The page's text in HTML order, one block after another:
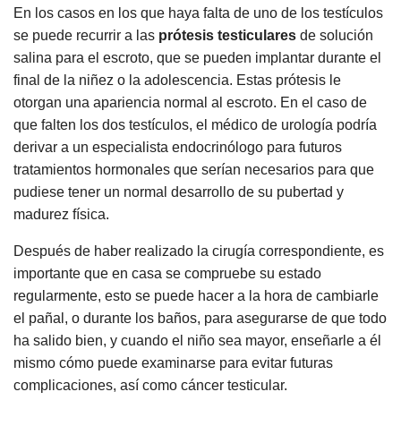
En los casos en los que haya falta de uno de los testículos
se puede recurrir a las prótesis testiculares de solución
salina para el escroto, que se pueden implantar durante el
final de la niñez o la adolescencia. Estas prótesis le
otorgan una apariencia normal al escroto. En el caso de
que falten los dos testículos, el médico de urología podría
derivar a un especialista endocrinólogo para futuros
tratamientos hormonales que serían necesarios para que
pudiese tener un normal desarrollo de su pubertad y
madurez física.
Después de haber realizado la cirugía correspondiente, es
importante que en casa se compruebe su estado
regularmente, esto se puede hacer a la hora de cambiarle
el pañal, o durante los baños, para asegurarse de que todo
ha salido bien, y cuando el niño sea mayor, enseñarle a él
mismo cómo puede examinarse para evitar futuras
complicaciones, así como cáncer testicular.